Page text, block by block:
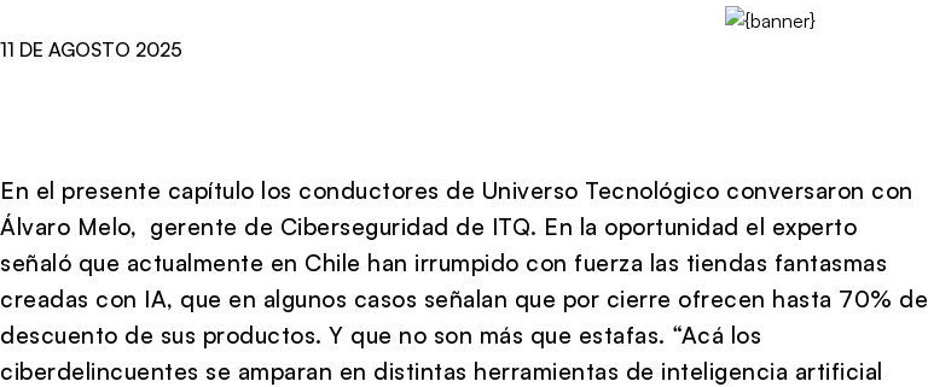
11 DE AGOSTO 2025
En el presente capítulo los conductores de Universo Tecnológico conversaron con
Álvaro Melo, gerente de Ciberseguridad de ITQ. En la oportunidad el experto
señaló que actualmente en Chile han irrumpido con fuerza las tiendas fantasmas
creadas con IA, que en algunos casos señalan que por cierre ofrecen hasta 70% de
descuento de sus productos. Y que no son más que estafas. “Acá los
ciberdelincuentes se amparan en distintas herramientas de inteligencia artificial